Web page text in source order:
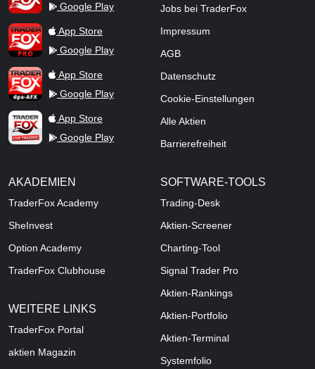
Google Play
TraderFox ProApp Store
Google Play
TraderFox dpa-AFX ProFeed
App Store
Google Play
TraderFox Live Trading
App Store
Google Play
Jobs bei TraderFox
Impressum
AGB
Datenschutz
Cookie-Einstellungen
Alle Aktien
Barrierefreiheit
AKADEMIEN
TraderFox Academy
SheInvest
Option Academy
TraderFox Clubhouse
WEITERE LINKS
TraderFox Portal
aktien Magazin
SOFTWARE-TOOLS
Trading-Desk
Aktien-Screener
Charting-Tool
Signal Trader Pro
Aktien-Rankings
Aktien-Portfolio
Aktien-Terminal
Systemfolio